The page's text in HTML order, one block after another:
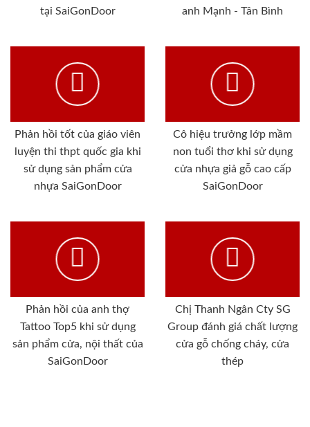
tại SaiGonDoor
anh Mạnh - Tân Bình
Phản hồi tốt của giáo viên
luyện thi thpt quốc gia khi
sử dụng sản phẩm cửa
nhựa SaiGonDoor
Cô hiệu trưởng lớp mầm
non tuổi thơ khi sử dụng
cửa nhựa giả gỗ cao cấp
SaiGonDoor
Phản hồi của anh thợ
Tattoo Top5 khi sử dụng
sản phẩm cửa, nội thất của
SaiGonDoor
Chị Thanh Ngân Cty SG
Group đánh giá chất lượng
cửa gỗ chống cháy, cửa
thép